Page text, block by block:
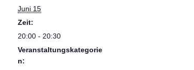
Juni 15
Zeit:
20:00 - 20:30
Veranstaltungskategorie
n: